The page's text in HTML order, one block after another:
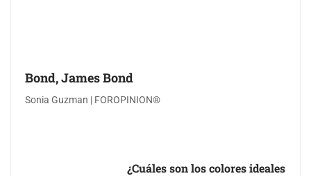
Bond, James Bond
Sonia Guzman | FOROPINION®
¿Cuáles son los colores ideales